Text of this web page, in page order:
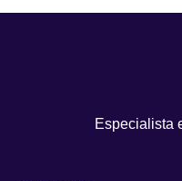
Especialista